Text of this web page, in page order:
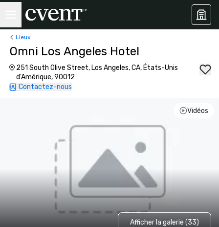
Lieux
Omni Los Angeles Hotel
251 South Olive Street, Los Angeles, CA, États-Unis
d'Amérique, 90012
Contactez-nous
Vidéos
Afficher la galerie (33)